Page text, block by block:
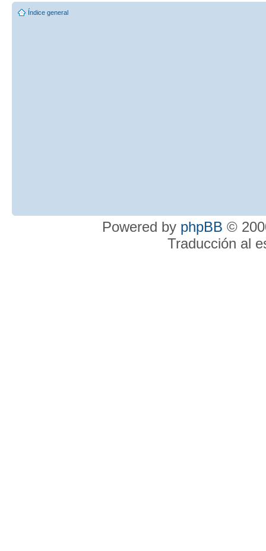
Índice general
Powered by phpBB ©
Traducción al